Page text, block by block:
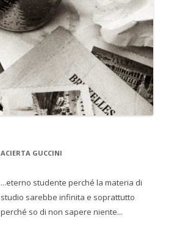
ACIERTA GUCCINI
...eterno studente perché la materia di
studio sarebbe infinita e soprattutto
perché so di non sapere niente...